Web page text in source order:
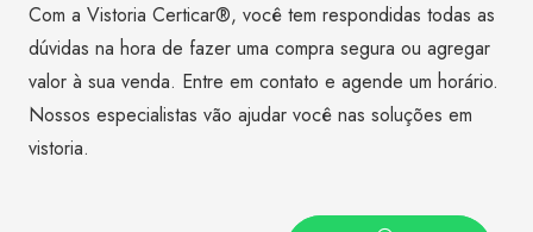
Com a Vistoria Certicar®, você tem respondidas todas as
dúvidas na hora de fazer uma compra segura ou agregar
valor à sua venda. Entre em contato e agende um horário.
Nossos especialistas vão ajudar você nas soluções em
vistoria.